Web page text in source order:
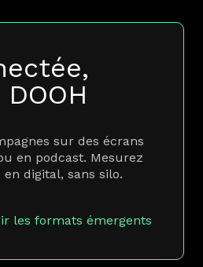
sur des écrans
en podcast. Mesurez
digital, sans silo.
les formats émergents